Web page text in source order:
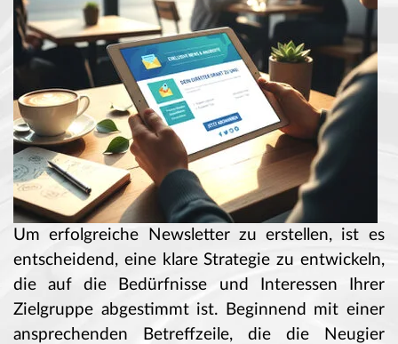
Um erfolgreiche Newsletter zu erstellen, ist es
entscheidend, eine klare Strategie zu entwickeln,
die auf die Bedürfnisse und Interessen Ihrer
Zielgruppe abgestimmt ist. Beginnend mit einer
ansprechenden Betreffzeile, die die Neugier